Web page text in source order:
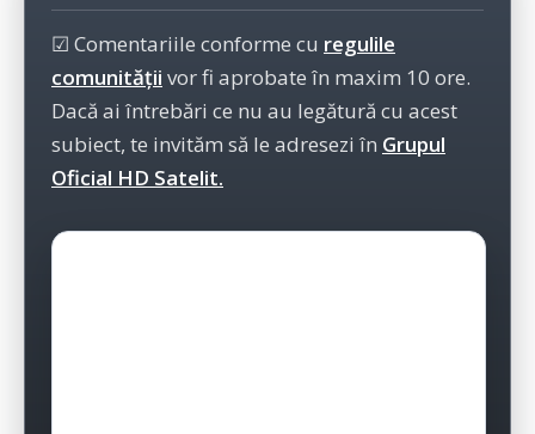
☑ Comentariile conforme cu regulile
comunității vor fi aprobate în maxim 10 ore.
Dacă ai întrebări ce nu au legătură cu acest
subiect, te invităm să le adresezi în Grupul
Oficial HD Satelit.